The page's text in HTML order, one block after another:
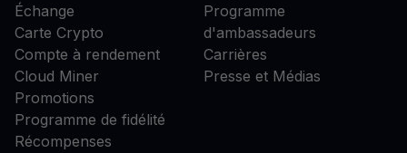
Échange
Carte Crypto
Compte à rendement
Cloud Miner
Promotions
Programme de fidélité
Récompenses
Programme
d'ambassadeurs
Carrières
Presse et Médias